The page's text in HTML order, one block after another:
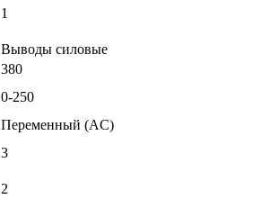
1
Выводы силовые
380
0-250
Переменный (AC)
3
2